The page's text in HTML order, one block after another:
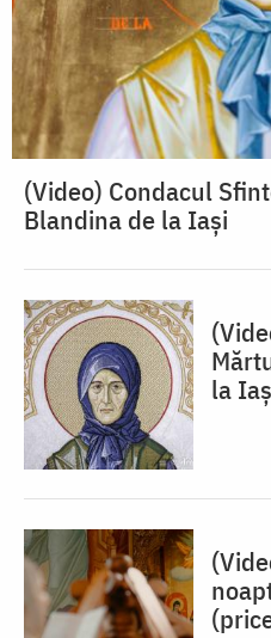
(Video) Condacul
Blandina de la Iași
la